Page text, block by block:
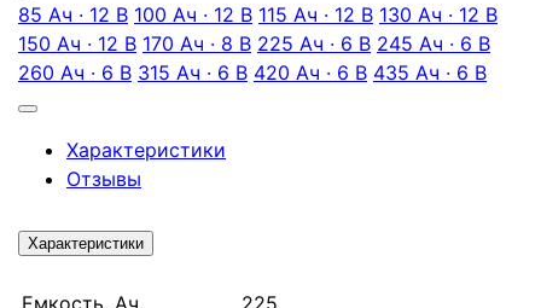
85 Ач · 12 В 100 Ач · 12 В 115 Ач · 12 В 130 Ач · 12 В
150 Ач · 12 В 170 Ач · 8 В 225 Ач · 6 В 245 Ач · 6 В
260 Ач · 6 В 315 Ач · 6 В 420 Ач · 6 В 435 Ач · 6 В
Характеристики
Отзывы
Характеристики
Емкость, Ач.
225